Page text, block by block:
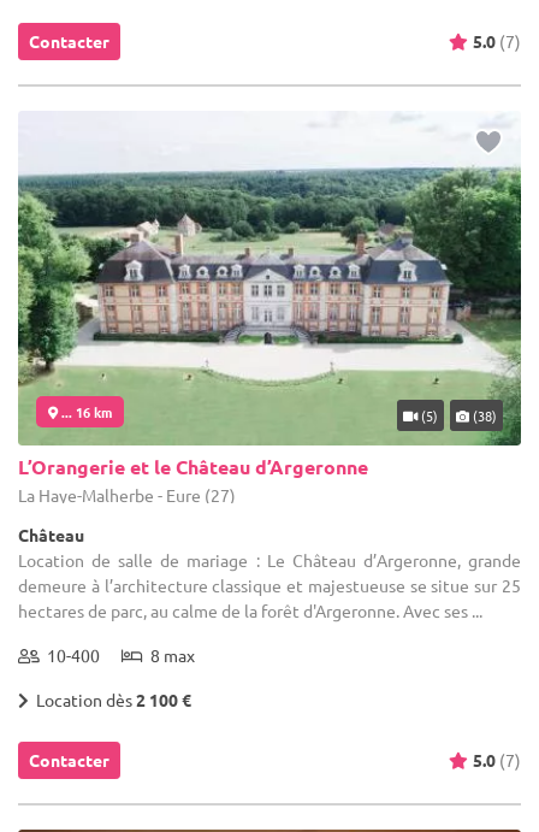
Contacter 5.0 (7)
... 16 km (5) (38)
L’Orangerie et le Château d’Argeronne
La Haye-Malherbe - Eure (27)
Château
Location de salle de mariage : Le Château d’Argeronne, grande
demeure à l’architecture classique et majestueuse se situe sur 25
hectares de parc, au calme de la forêt d'Argeronne. Avec ses ...
10-400 8 max
Location dès2 100 €
Contacter 5.0 (7)